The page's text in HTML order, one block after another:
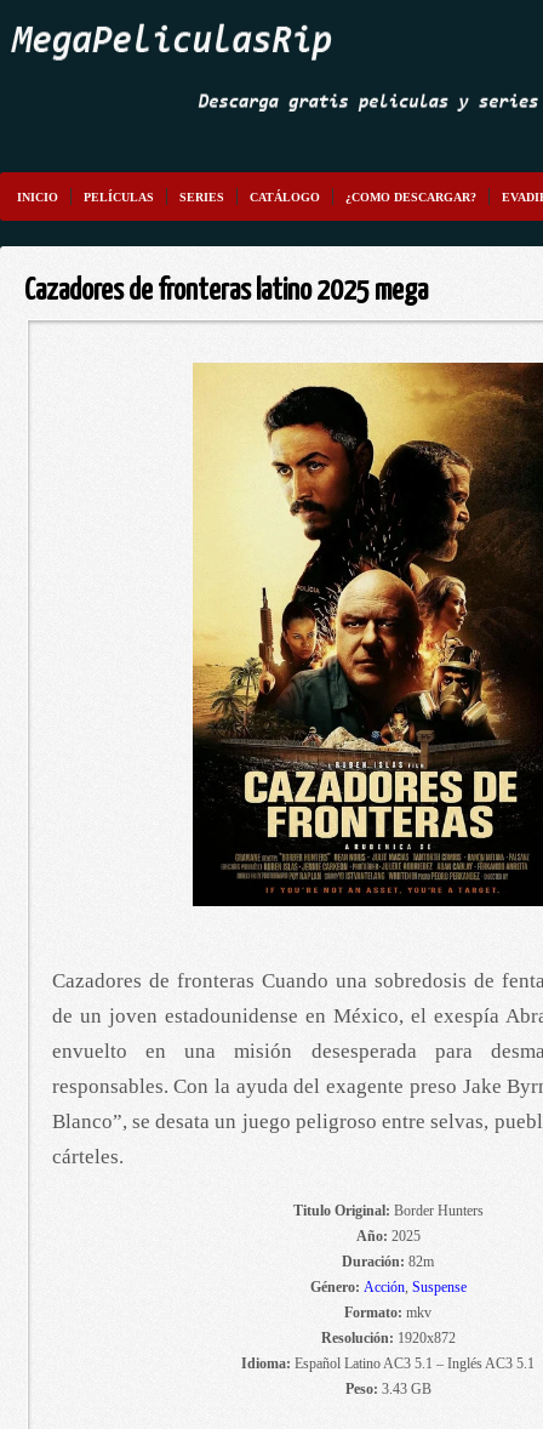
INICIO PELÍCULAS SERIES CATÁLOGO ¿COMO DESCARGAR?
Cazadores de fronteras latino 2025 mega
Cazadores de fronteras Cuando una sobredosis de
de un joven estadounidense en México, el exespía
envuelto en una misión desesperada para
responsables. Con la ayuda del exagente preso Jake
Blanco”, se desata un juego peligroso entre selvas,
cárteles.
Titulo Original: Border Hunters
Año: 2025
Duración: 82m
Género: Acción, Suspense
Formato: mkv
Resolución: 1920x872
Idioma: Español Latino AC3 5.1 – Inglés AC3 5.1
Peso: 3.43 GB